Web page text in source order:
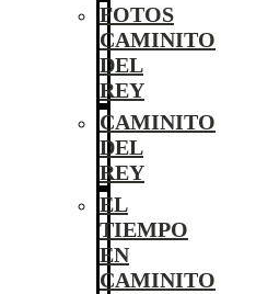
FOTOS
CAMINITO
DEL
REY
CAMINITO
DEL
REY
EL
TIEMPO
EN
CAMINITO